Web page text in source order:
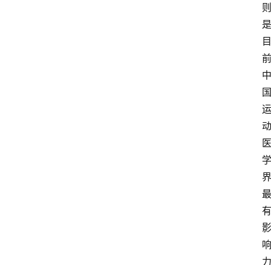
则
是
目
前
中
国
运
动
医
学
界
最
有
影
响
力